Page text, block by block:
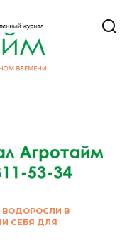
ВОДОРОСЛИ В
СЕБЯ ДЛЯ